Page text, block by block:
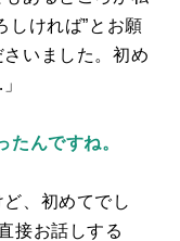
しければ”とお願
いました。初め
んですね。
、初めてでし
接お話しする